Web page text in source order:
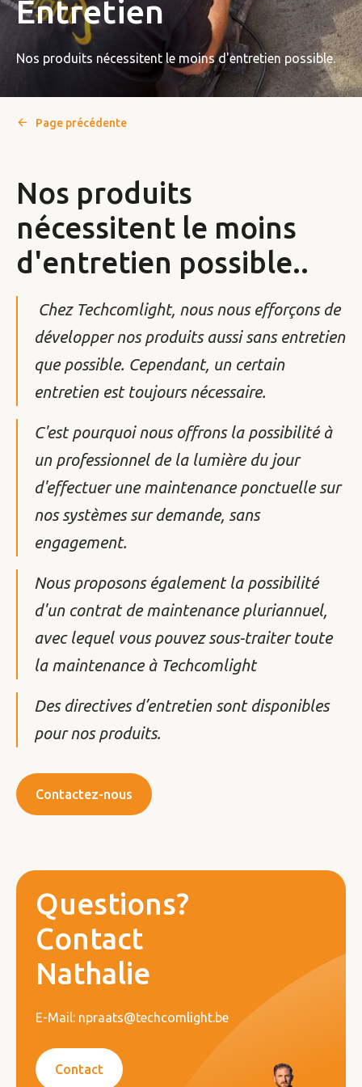
Entretien
Nos produits nécessitent le moins d'entretien possible.
Page précédente
Nos produits
nécessitent le moins
d'entretien possible..
Chez Techcomlight, nous nous efforçons de
développer nos produits aussi sans entretien
que possible. Cependant, un certain
entretien est toujours nécessaire.
C'est pourquoi nous offrons la possibilité à
un professionnel de la lumière du jour
d'effectuer une maintenance ponctuelle sur
nos systèmes sur demande, sans
engagement.
Nous proposons également la possibilité
d'un contrat de maintenance pluriannuel,
avec lequel vous pouvez sous-traiter toute
la maintenance à Techcomlight
Des directives d’entretien sont disponibles
pour nos produits.
Contactez-nous
Questions?
Contact
Nathalie
E-Mail: npraats@techcomlight.be
Contact